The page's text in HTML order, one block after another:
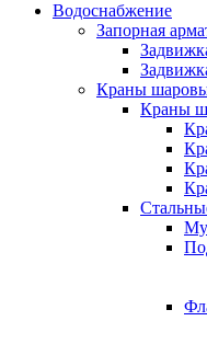
Водоснабжение
Запорная
Краны
Краны